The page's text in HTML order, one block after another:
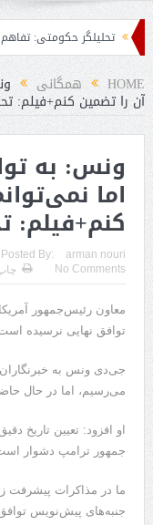
تحلیلگر حکومتی: تفاهم
HOME همگانی
آن را تضمین کنم+فیلم:
ونس: به
اما
کنم+فیلم:
Posted By: arman nouri
No Comments
معاون رئیس‌جمهور
توافق نهایی نرسیده
جی‌دی ونس به
می‌رسیم، اما در حال
او افزود: تعیین تاریخ
جمهور ترامپ دشوار
ما در مذاکرات پیشرفت
جنبه‌های پیش‌نویس